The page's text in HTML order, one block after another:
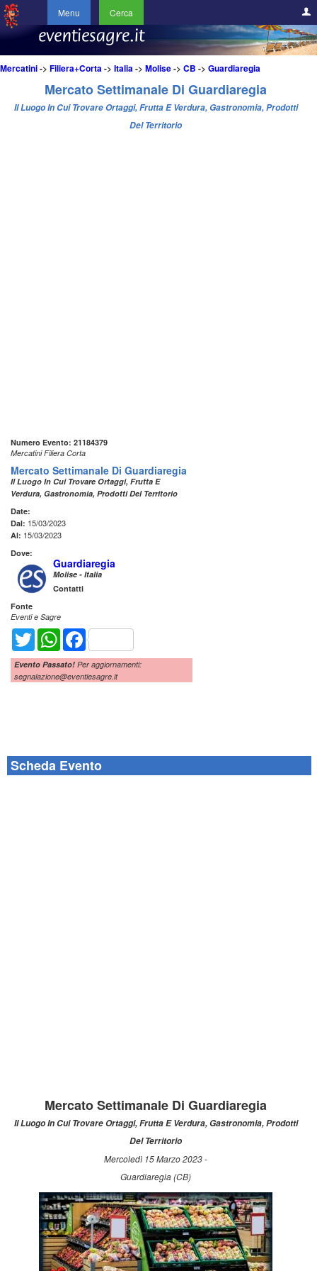
Menu Cerca
Mercatini-> Filiera+Corta-> Italia-> Molise-> CB -> Guardiaregia
Mercato Settimanale Di Guardiaregia
Il Luogo In Cui Trovare Ortaggi, Frutta E Verdura, Gastronomia, Prodotti
Del Territorio
Numero Evento: 21184379
Mercatini Filiera Corta
Mercato Settimanale Di Guardiaregia
Il Luogo In Cui Trovare Ortaggi, Frutta E
Verdura, Gastronomia, Prodotti Del Territorio
Date:
Dal: 15/03/2023
Al: 15/03/2023
Dove:
Guardiaregia
Molise - Italia
Contatti
Fonte
Eventi e Sagre
Twitter WhatsAppFacebook
Evento Passato! Per aggiornamenti:
segnalazione@eventiesagre.it
Scheda Evento
Mercato Settimanale Di Guardiaregia
Il Luogo In Cui Trovare Ortaggi, Frutta E Verdura, Gastronomia, Prodotti
Del Territorio
Mercoledì 15 Marzo 2023 -
Guardiaregia (CB)